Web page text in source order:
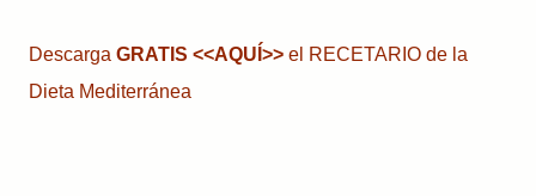
Descarga GRATIS <<AQUÍ>>el RECETARIO de la
Dieta Mediterránea